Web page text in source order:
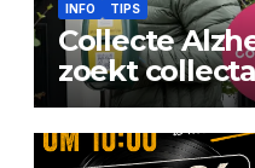
INFO TIPS
Collecte
zoekt